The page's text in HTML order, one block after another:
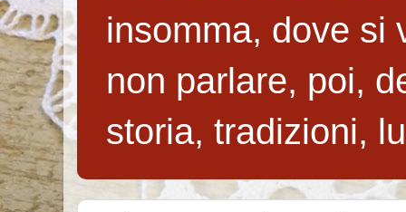
insomma, dove si
non parlare, poi,
storia, tradizioni,